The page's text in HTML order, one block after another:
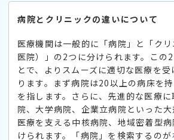
病院とクリニックの違いについて
医療機関は一般的に「病院」と「クリ
医院）」の2つに分けられます。この
とで、よりスムーズに適切な医療を
ります。まず病院は20以上の病床を
を指します。さらに、先進的な医療
院、大学病院、企業立病院といった
医療を支える中核病院、地域密着型
けられます。「病院」を検索するのが